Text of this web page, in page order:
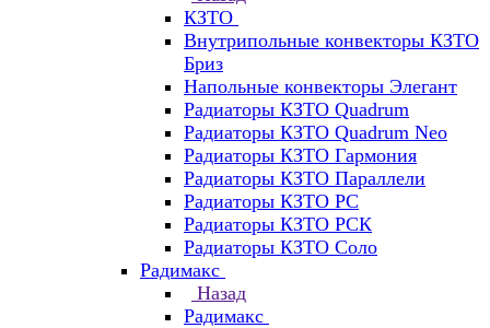
КЗТО
Внутрипольные конвекторы КЗТО
Бриз
Напольные конвекторы Элегант
Радиаторы КЗТО Quadrum
Радиаторы КЗТО Quadrum Neo
Радиаторы КЗТО Гармония
Радиаторы КЗТО Параллели
Радиаторы КЗТО РС
Радиаторы КЗТО РСК
Радиаторы КЗТО Соло
Радимакс
Назад
Радимакс